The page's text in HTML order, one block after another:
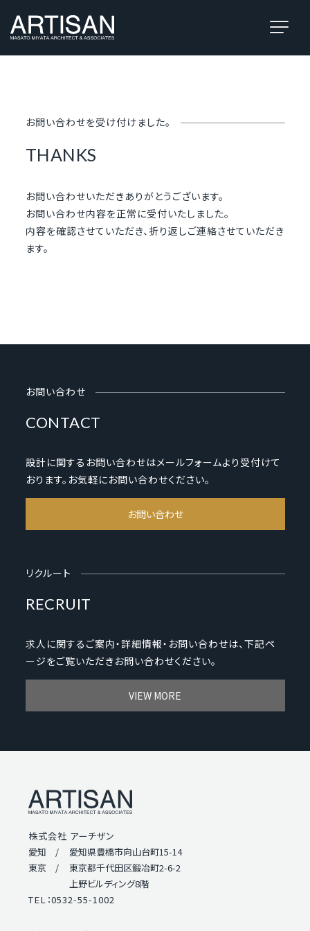
お問い合わせを受け付けました。
THANKS
お問い合わせいただきありがとうございます。
お問い合わせ内容を正常に受付いたしました。
内容を確認させていただき、折り返しご連絡させていただき
ます。
お問い合わせ
CONTACT
設計に関するお問い合わせはメールフォームより受付けて
おります。お気軽にお問い合わせください。
お問い合わせ
リクルート
RECRUIT
求人に関するご案内・詳細情報・お問い合わせは、下記ペ
ージをご覧いただきお問い合わせください。
VIEW MORE
株式会社 アーチザン
愛知 /
愛知県豊橋市向山台町15-14
東京 /
東京都千代田区鍛冶町2-6-2
上野ビルディング8階
TEL：0532-55-1002